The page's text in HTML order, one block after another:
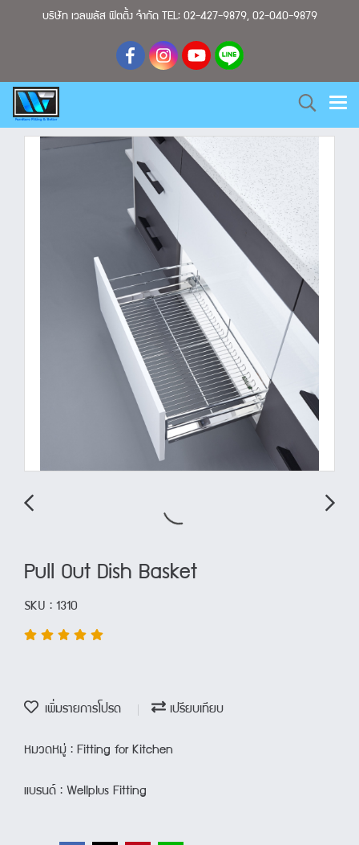
บริษัท เวลพลัส ฟิตติ้ง จำกัด TEL: 02-427-9879, 02-040-9879
Pull Out Dish Basket
SKU : 1310
เพิ่มรายการโปรด เปรียบเทียบ
หมวดหมู่ : Fitting for Kitchen
แบรนด์ : Wellplus Fitting